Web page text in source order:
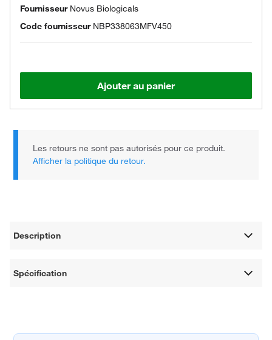
Fournisseur Novus Biologicals
Code fournisseur NBP338063MFV450
Ajouter au panier
Les retours ne sont pas autorisés pour ce produit.
Afficher la politique du retour.
Description
Spécification